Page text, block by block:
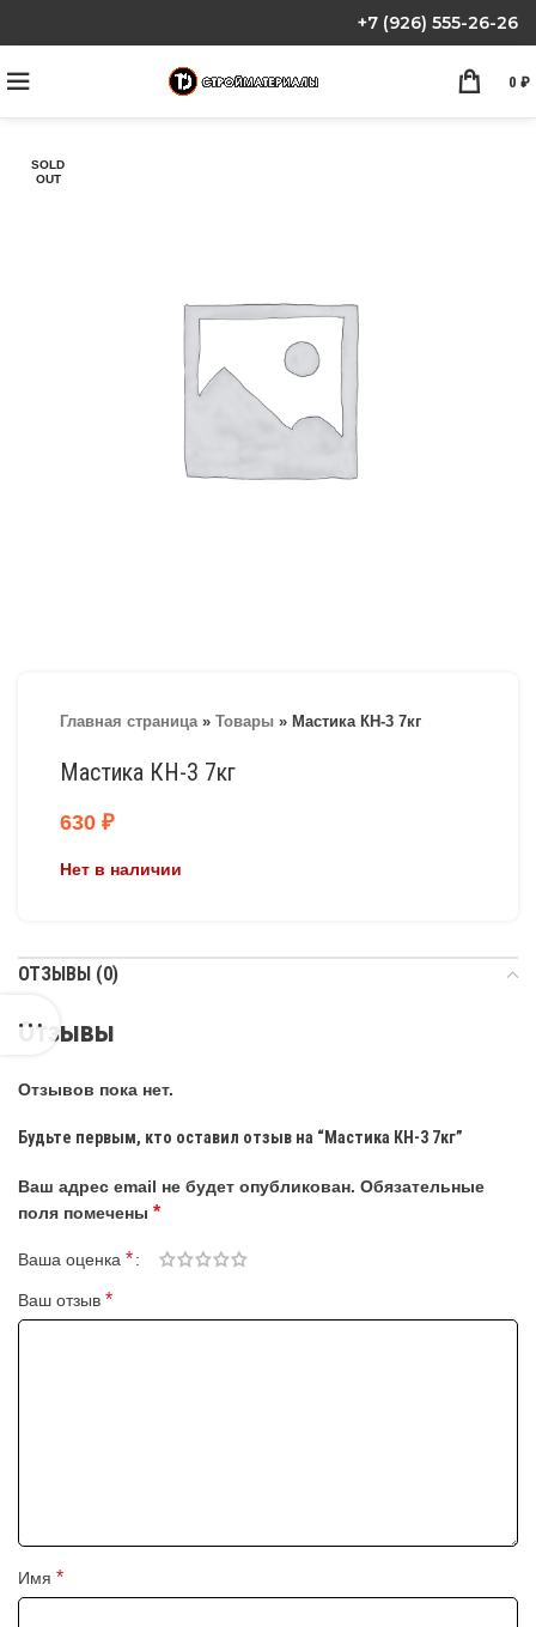
+7 (926) 555-26-26
0 ₽
SOLD
OUT
Главная страница» Товары » Мастика КН-3 7кг
Мастика КН-3 7кг
630 ₽
Нет в наличии
ОТЗЫВЫ (0)
Отзывы
Отзывов пока нет.
Будьте первым, кто оставил отзыв на “Мастика КН-3 7кг”
Ваш адрес email не будет опубликован. Обязательные
поля помечены *
Ваша оценка *
Ваш отзыв *
Имя *